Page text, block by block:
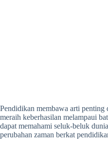
Pendidikan membawa arti penting
meraih keberhasilan melampaui
dapat memahami seluk-beluk
perubahan zaman berkat